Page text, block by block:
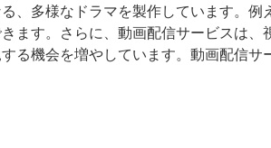
、多様なドラマを製作しています。例
ます。さらに、動画配信サービスは、
る機会を増やしています。動画配信サ